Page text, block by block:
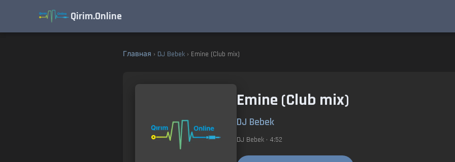
Qirim.Online
Главная › DJ Bebek › Emine (Club mix)
Emine (Club mix)
DJ Bebek
DJ Bebek • 4:52